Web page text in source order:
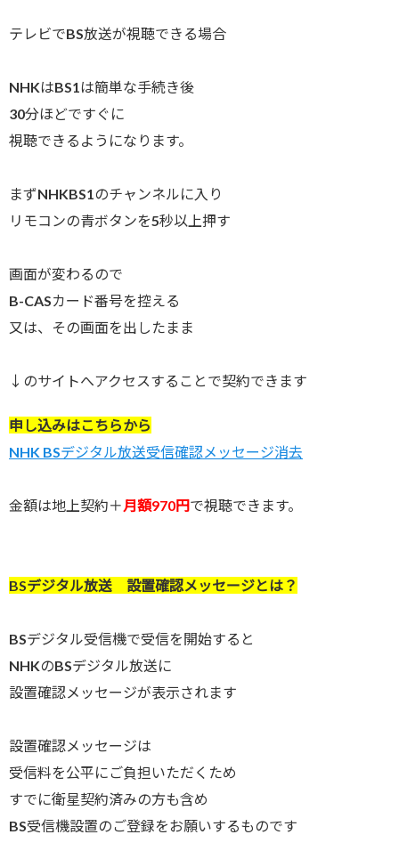
テレビでBS放送が視聴できる場合
NHKはBS1は簡単な手続き後
30分ほどですぐに
視聴できるようになります。
まずNHKBS1のチャンネルに入り
リモコンの青ボタンを5秒以上押す
画面が変わるので
B-CASカード番号を控える
又は、その画面を出したまま
↓のサイトへアクセスすることで契約できます
申し込みはこちらから
NHK BSデジタル放送受信確認メッセージ消去
金額は地上契約＋ 月額970円で視聴できます。
BSデジタル放送 設置確認メッセージとは？
BSデジタル受信機で受信を開始すると
NHKのBSデジタル放送に
設置確認メッセージが表示されます
設置確認メッセージは
受信料を公平にご負担いただくため
すでに衛星契約済みの方も含め
BS受信機設置のご登録をお願いするものです